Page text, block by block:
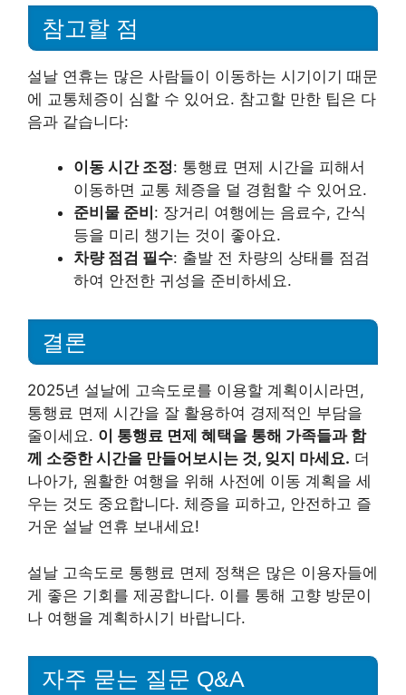
참고할 점
설날 연휴는 많은 사람들이 이동하는 시기이기 때문
에 교통체증이 심할 수 있어요. 참고할 만한 팁은 다
음과 같습니다:
이동 시간 조정: 통행료 면제 시간을 피해서
이동하면 교통 체증을 덜 경험할 수 있어요.
준비물 준비 : 장거리 여행에는 음료수, 간식
등을 미리 챙기는 것이 좋아요.
차량 점검 필수: 출발 전 차량의 상태를 점검
하여 안전한 귀성을 준비하세요.
결론
2025년 설날에 고속도로를 이용할 계획이시라면,
통행료 면제 시간을 잘 활용하여 경제적인 부담을
줄이세요. 이 통행료 면제 혜택을 통해 가족들과 함
께 소중한 시간을 만들어보시는 것, 잊지 마세요. 더
나아가, 원활한 여행을 위해 사전에 이동 계획을 세
우는 것도 중요합니다. 체증을 피하고, 안전하고 즐
거운 설날 연휴 보내세요!
설날 고속도로 통행료 면제 정책은 많은 이용자들에
게 좋은 기회를 제공합니다. 이를 통해 고향 방문이
나 여행을 계획하시기 바랍니다.
자주 묻는 질문 Q&A